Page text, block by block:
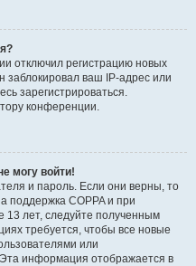
отключил регистрацию новых
заблокировал ваш IP-адрес или
зарегистрироваться.
конференции.
могу войти!
и пароль. Если они верны, то
поддержка COPPA и при
13 лет, следуйте полученным
требуется, чтобы все новые
или
информация отображается в